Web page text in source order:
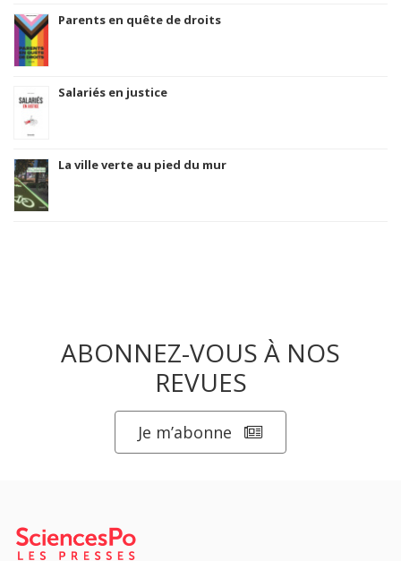
Parents en quête de droits
Salariés en justice
La ville verte au pied du mur
ABONNEZ-VOUS À NOS
REVUES
Je m’abonne